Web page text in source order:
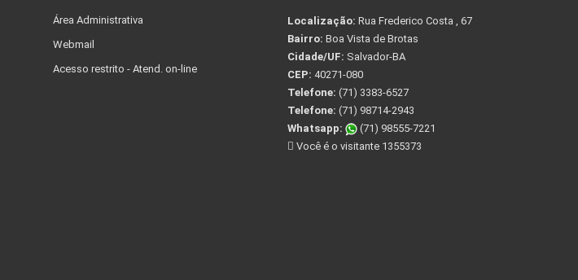
Área Administrativa
Webmail
Acesso restrito - Atend. on-line
Localização: Rua Frederico Costa , 67
Bairro: Boa Vista de Brotas
Cidade/UF: Salvador-BA
CEP: 40271-080
Telefone: (71) 3383-6527
Telefone: (71) 98714-2943
Whatsapp:
(71) 98555-7221
Você é o visitante 1355373